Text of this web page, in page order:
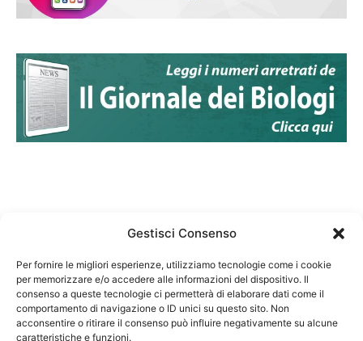
Gestisci Consenso
Per fornire le migliori esperienze, utilizziamo tecnologie come i cookie
per memorizzare e/o accedere alle informazioni del dispositivo. Il
consenso a queste tecnologie ci permetterà di elaborare dati come il
comportamento di navigazione o ID unici su questo sito. Non
acconsentire o ritirare il consenso può influire negativamente su alcune
caratteristiche e funzioni.
Federazione Nazionale Degli Ordini dei Biologi:
codice fiscale 80069130583
Responsabile sito internet www.fnob.it: Vincenzo